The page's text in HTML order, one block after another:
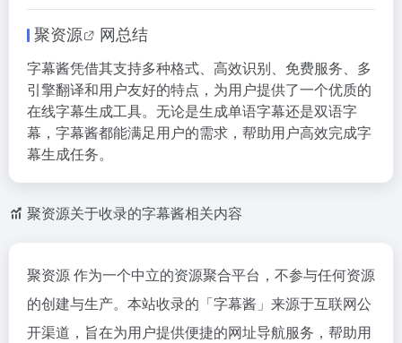
聚资源 网总结
字幕酱凭借其支持多种格式、高效识别、免费服务、多
引擎翻译和用户友好的特点，为用户提供了一个优质的
在线字幕生成工具。无论是生成单语字幕还是双语字
幕，字幕酱都能满足用户的需求，帮助用户高效完成字
幕生成任务。
聚资源关于收录的字幕酱相关内容
聚资源 作为一个中立的资源聚合平台，不参与任何资源
的创建与生产。本站收录的「字幕酱」来源于互联网公
开渠道，旨在为用户提供便捷的网址导航服务，帮助用